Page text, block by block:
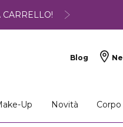
CARRELLO!
Blog
Up Novità Corpo